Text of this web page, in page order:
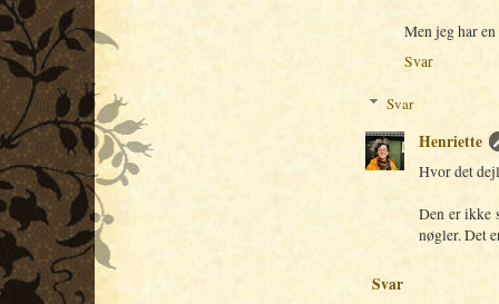
Men jeg har
Svar
Svar
Henriette
Hvor det
Den er ikke
nøgler. Det
Svar